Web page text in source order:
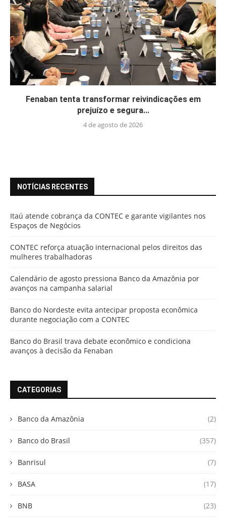
Fenaban tenta transformar reivindicações em
prejuízo e segura...
4 de agosto de 2026
NOTÍCIAS RECENTES
Itaú atende cobrança da CONTEC e garante vigilantes nos
Espaços de Negócios
CONTEC reforça atuação internacional pelos direitos das
mulheres trabalhadoras
Calendário de agosto pressiona Banco da Amazônia por
avanços na campanha salarial
Banco do Nordeste evita antecipar proposta econômica
durante negociação com a CONTEC
Banco do Brasil trava debate econômico e condiciona
avanços à decisão da Fenaban
CATEGORIAS
Banco da Amazônia (2)
Banco do Brasil (357)
Banrisul (7)
BASA (17)
BNB (23)